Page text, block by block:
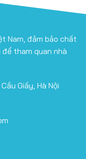
Nam, đảm bảo chất
tham quan nhà
Giấy, Hà Nội